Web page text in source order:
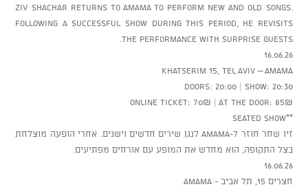
Ziv Shachar returns to AMAMA to perform new and old songs.
Following a successful show during this period, he revisits
the performance with surprise guests.
16.06.26
Khatserim 15, Tel Aviv – AMAMA
Doors: 20:00 | Show: 20:30
Online ticket: 70₪ | At the door: 85₪
**Seated show
זיו שחר חוזר ל-AMAMA לנגן שירים חדשים וישנים. אחרי הופעה מוצלחת
בצל התקופה, הוא מחדש את המופע עם אורחים מפתיעים.
16.06.26
חצרים 15, תל אביב - AMAMA